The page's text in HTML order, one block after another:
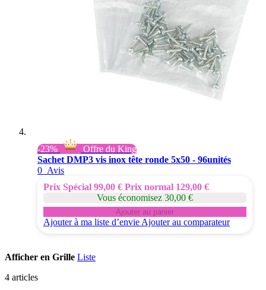
-23%
Offre du King
Sachet DMP3 vis inox tête ronde 5x50 - 96unités
0 Avis
Prix Spécial 99,00 € Prix normal 129,00 €
Vous économisez 30,00 €
Ajouter au panier
Ajouter à ma liste d’envie Ajouter au comparateur
Afficher en Grille Liste
4 articles